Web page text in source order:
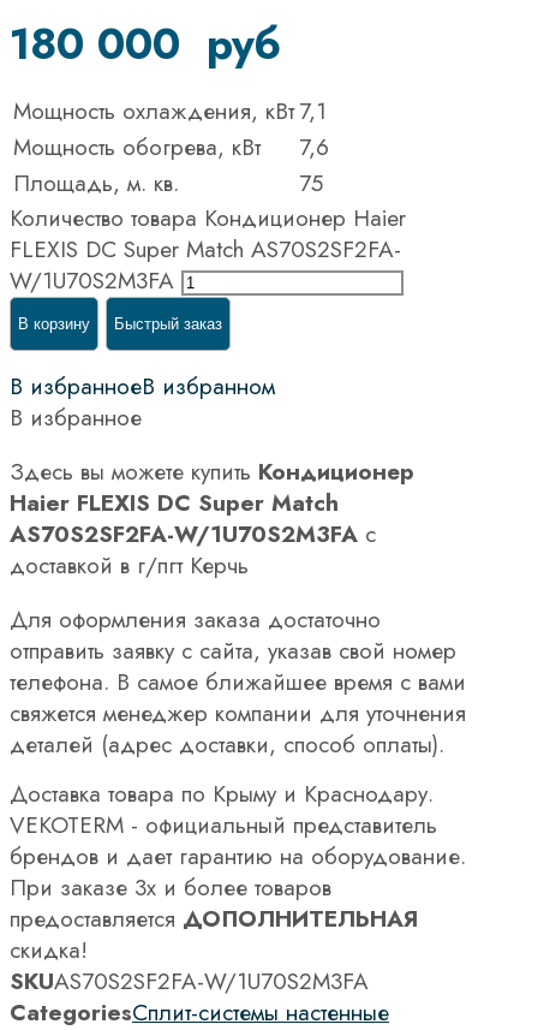
180 000 руб
Мощность охлаждения, кВт7,1
Мощность обогрева, кВт
7,6
Площадь, м. кв.
75
Количество товара Кондиционер Haier
FLEXIS DC Super Match AS70S2SF2FA-
W/1U70S2M3FA
В корзину Быстрый заказ
В избранноеВ избранном
В избранное
Здесь вы можете купить Кондиционер
Haier FLEXIS DC Super Match
AS70S2SF2FA-W/1U70S2M3FA с
доставкой в г/пгт Керчь
Для оформления заказа достаточно
отправить заявку с сайта, указав свой номер
телефона. В самое ближайшее время с вами
свяжется менеджер компании для уточнения
деталей (адрес доставки, способ оплаты).
Доставка товара по Крыму и Краснодару.
VEKOTERM - официальный представитель
брендов и дает гарантию на оборудование.
При заказе 3х и более товаров
предоставляется ДОПОЛНИТЕЛЬНАЯ
скидка!
SKUAS70S2SF2FA-W/1U70S2M3FA
CategoriesСплит-системы настенные